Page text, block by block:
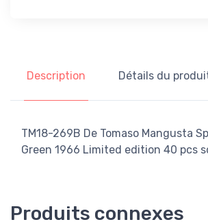
Description Détails du
TM18-269B De Tomaso Mangusta
Green 1966 Limited edition 40 pcs
Produits connexes